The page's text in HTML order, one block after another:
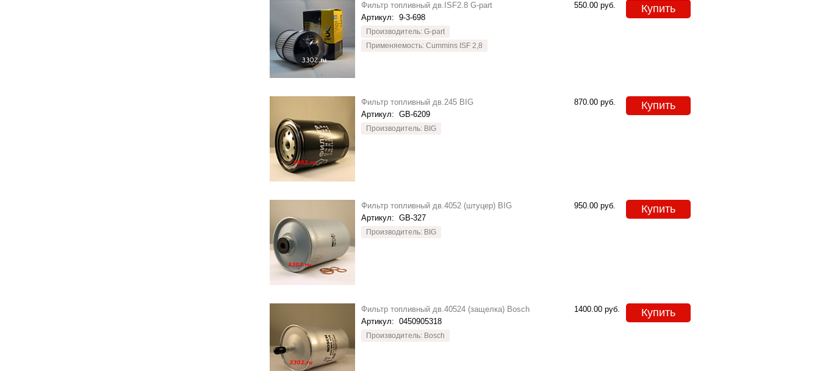
Фильтр топливный дв.ISF2.8 G-part
Артикул: 9-3-698
Производитель: G-part
Применяемость: Cummins ISF 2,8
550.00 руб. Купить
Фильтр топливный дв.245 BIG
Артикул: GB-6209
Производитель: BIG
870.00 руб. Купить
Фильтр топливный дв.4052 (штуцер) BIG
Артикул: GB-327
Производитель: BIG
950.00 руб. Купить
Фильтр топливный дв.40524 (защелка) Bosch
Артикул: 0450905318
Производитель: Bosch
1400.00 руб. Купить